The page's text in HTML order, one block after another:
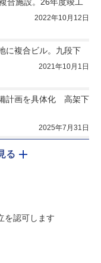
2022年10月12日
に複合ビル。九段下
2021年10月1日
計画を具体化　高架下
2025年7月31日
る
を認可します